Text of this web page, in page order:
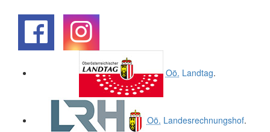
Oö. Landtag.
Oö. Landesrechnungshof.